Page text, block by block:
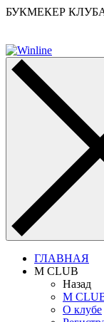
БУКМЕКЕР
ГЛАВНАЯ
M CLUB
Назад
M
О клубе